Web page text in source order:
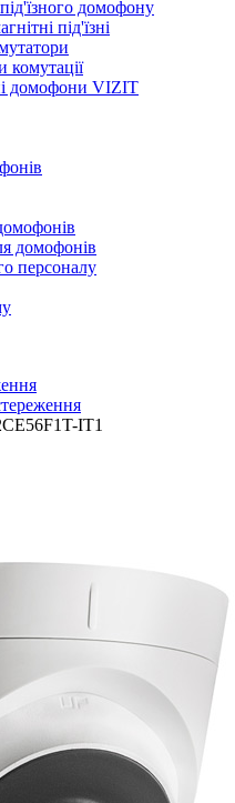
домофону
під'їзні
комутації
домофони VIZIT
домофонів
персоналу
IT1